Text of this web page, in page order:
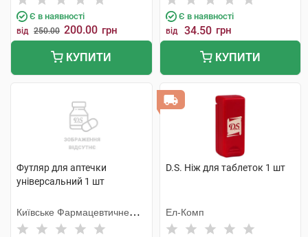
Є в наявності
від 250.00 200.00 грн
КУПИТИ
Є в наявності
від 34.50 грн
КУПИТИ
Футляр для аптечки
універсальний 1 шт
Київське Фармацевтичне
Товариство ТОВ (Україна)
D.S. Ніж для таблеток 1 шт
Ел-Комп